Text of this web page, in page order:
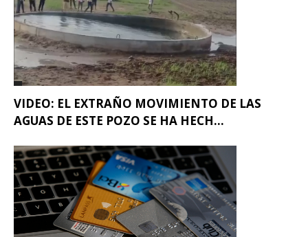
VIDEO: EL EXTRAÑO MOVIMIENTO DE LAS
AGUAS DE ESTE POZO SE HA HECH...